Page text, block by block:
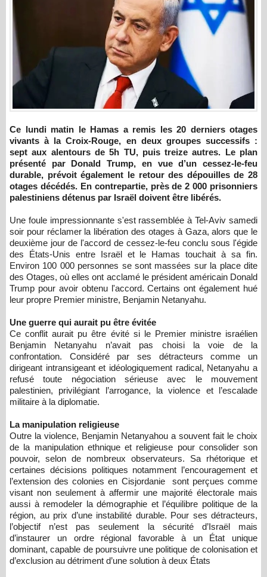
Ce lundi matin le Hamas a remis les 20 derniers otages
vivants à la Croix-Rouge, en deux groupes successifs :
sept aux alentours de 5h TU, puis treize autres. Le plan
présenté par Donald Trump, en vue d’un cessez-le-feu
durable, prévoit également le retour des dépouilles de 28
otages décédés. En contrepartie, près de 2 000 prisonniers
palestiniens détenus par Israël doivent être libérés.
Une foule impressionnante s'est rassemblée à Tel-Aviv samedi
soir pour réclamer la libération des otages à Gaza, alors que le
deuxième jour de l'accord de cessez-le-feu conclu sous l'égide
des États-Unis entre Israël et le Hamas touchait à sa fin.
Environ 100 000 personnes se sont massées sur la place dite
des Otages, où elles ont acclamé le président américain Donald
Trump pour avoir obtenu l'accord. Certains ont également hué
leur propre Premier ministre, Benjamin Netanyahu.
Une guerre qui aurait pu être évitée
Ce conflit aurait pu être évité si le Premier ministre israélien
Benjamin Netanyahu n’avait pas choisi la voie de la
confrontation. Considéré par ses détracteurs comme un
dirigeant intransigeant et idéologiquement radical, Netanyahu a
refusé toute négociation sérieuse avec le mouvement
palestinien, privilégiant l’arrogance, la violence et l’escalade
militaire à la diplomatie.
La manipulation religieuse
Outre la violence, Benjamin Netanyahou a souvent fait le choix
de la manipulation ethnique et religieuse pour consolider son
pouvoir, selon de nombreux observateurs. Sa rhétorique et
certaines décisions politiques notamment l’encouragement et
l’extension des colonies en Cisjordanie sont perçues comme
visant non seulement à affermir une majorité électorale mais
aussi à remodeler la démographie et l’équilibre politique de la
région, au prix d’une instabilité durable. Pour ses détracteurs,
l’objectif n’est pas seulement la sécurité d’Israël mais
d’instaurer un ordre régional favorable à un État unique
dominant, capable de poursuivre une politique de colonisation et
d’exclusion au détriment d’une solution à deux États